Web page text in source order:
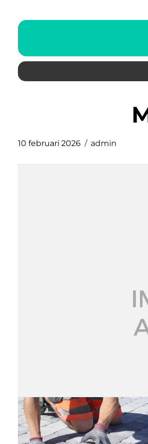
10 februari 2026 admin